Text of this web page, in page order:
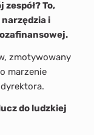
To,
i
zmotywowany
marzenie
do ludzkiej